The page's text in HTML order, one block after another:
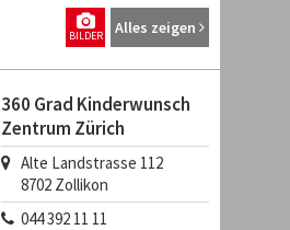
Alles zeigen
BILDER
360 Grad Kinderwunsch
Zentrum Zürich
Alte Landstrasse 112
8702 Zollikon
044 392 11 11